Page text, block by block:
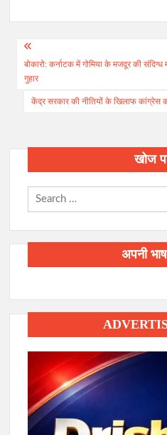
Post
navigation
बोकारो: कर्नाटक में गोमिया के मजदूर की
गुहार
केंद्र सरकार की नीतियों के खिलाफ कांग्रेस
खोज
अपनी